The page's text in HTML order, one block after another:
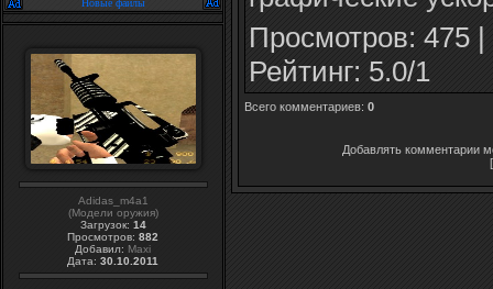
Новые файлы
Adidas_m4a1
(Модели оружия)
Загрузок: 14
Просмотров: 882
Добавил: Maxi
Дата: 30.10.2011
Просмотров: 475 |
Рейтинг: 5.0/1
Всего комментариев: 0
Добавлять комментарии